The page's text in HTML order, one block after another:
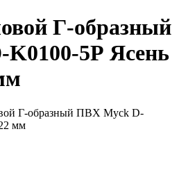
Г-образный
5Р Ясень